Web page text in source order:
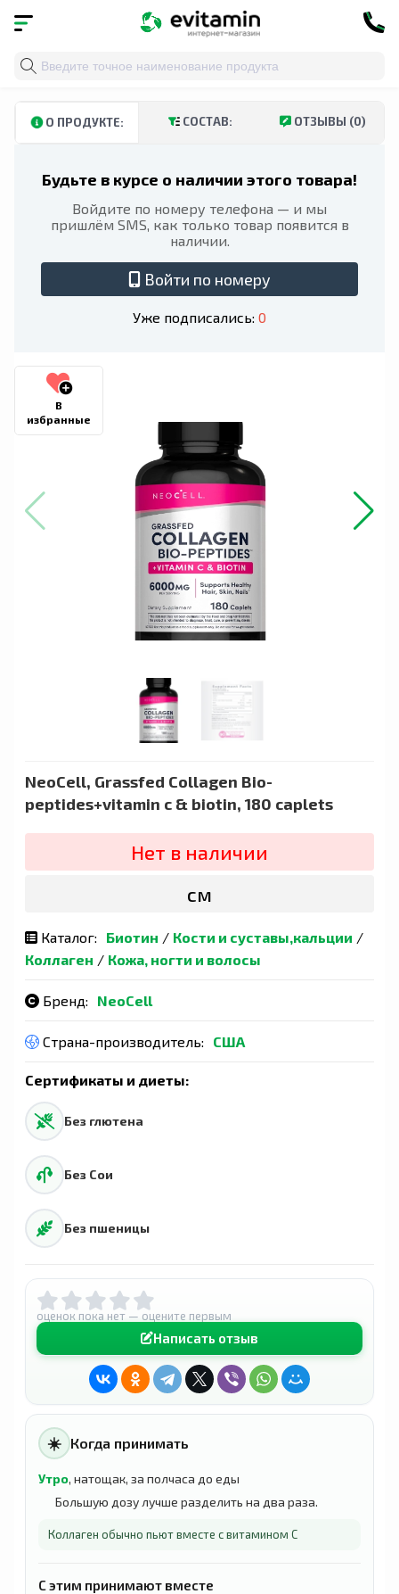
Главная Витамины и минералы
О ПРОДУКТЕ: СОСТАВ: ОТЗЫВЫ (0)
Будьте в курсе о наличии этого товара!
Войдите по номеру телефона — и мы
пришлём SMS, как только товар появится в
наличии.
Войти по номеру
Уже подписались: 0
В
избранные
NeoCell, Grassfed Collagen Bio-
peptides+vitamin c & biotin, 180 caplets
Нет в наличии
сӯм
Каталог: Биотин / Кости и суставы,кальции /
Коллаген / Кожа, ногти и волосы
Бренд: NeoCell
Страна-производитель: США
Сертификаты и диеты:
Без глютена
Без Сои
Без пшеницы
оценок пока нет — оцените первым
Написать отзыв
☀️ Когда принимать
Утро, натощак, за полчаса до еды
Большую дозу лучше разделить на два раза.
Коллаген обычно пьют вместе с витамином C
С этим принимают вместе